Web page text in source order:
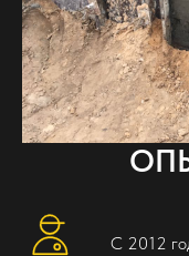
С 2012